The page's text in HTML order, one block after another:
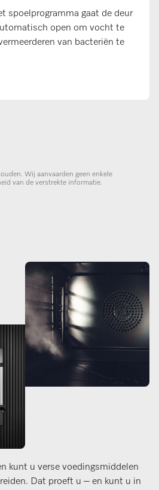
spoelprogramma gaat de deur
open om vocht te
van bacteriën te
Wij aanvaarden geen enkele
van de verstrekte informatie.
kunt u verse voedingsmiddelen
Dat proeft u – en kunt u in